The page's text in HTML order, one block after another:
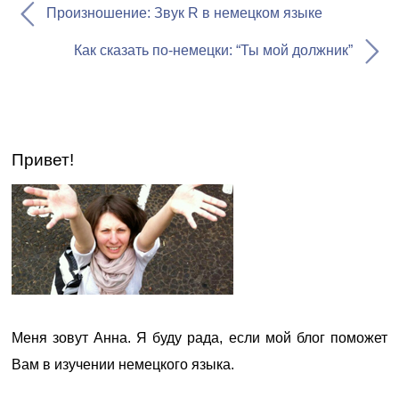
Произношение: Звук R в немецком языке
Как сказать по-немецки: “Ты мой должник”
Привет!
Меня зовут Анна. Я буду рада, если мой блог поможет
Вам в изучении немецкого языка.